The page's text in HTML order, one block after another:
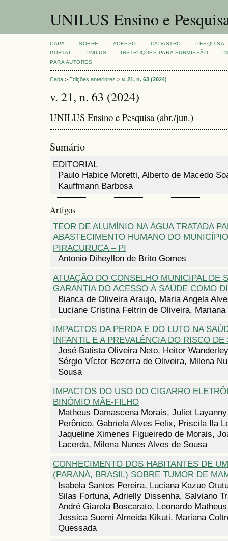
UNILUS Ensino e
CAPA SOBRE ACESSO CADASTRO
PESQUISA
PORTAL
UNILUS INSTRUÇÕES PARA SUBMISSÃO
PARA AUTORES
Capa > Edições anteriores > v. 21, n. 63 (2024)
v. 21, n. 63 (2024)
UNILUS Ensino e Pesquisa (abr./jun.)
Sumário
EDITORIAL
Paulo Habice Moretti, Alberto de Macedo
Kauffmann Barbosa
Artigos
TEOR DE ALUMÍNIO NA ÁGUA TRATADA
ABASTECIMENTO HUMANO DO
PIRACURUCA – PI
Antonio Diheyllon de Brito Gomes
ATUAÇÃO DO CONSELHO MUNICIPAL DE
GARANTIA DO ACESSO À SAÚDE COMO
Bianca de Oliveira Araujo, Maria Angela
Luciane Cristina Feltrin de Oliveira,
IMPACTOS DA PERDA E DO LUTO NA
INFANTIL E A PREVALÊNCIA DO RISCO
José Batista Oliveira Neto, Heitor
Sérgio Víctor Bezerra de Oliveira, Milena
Sousa
IMPACTOS DO USO DO CIGARRO
BINÔMIO MÃE-FILHO
Matheus Damascena Morais, Juliet
Perônico, Gabriela Alves Felix, Priscila Ila
Jaqueline Ximenes Figueiredo de Morais,
Lacerda, Milena Nunes Alves de Sousa
CONHECIMENTO DOS HABITANTES DE
(PARANÁ, BRASIL) SOBRE TUMOR DE
Isabela Santos Pereira, Luciana Kazue
Silas Fortuna, Adrielly Dissenha, Salviano
André Giarola Boscarato, Leonardo
Jessica Suemi Almeida Kikuti, Mariana
Quessada